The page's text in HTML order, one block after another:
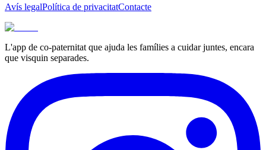
Avís legalPolítica de privacitatContacte
L'app de co-paternitat que ajuda les famílies a cuidar juntes, encara
que visquin separades.